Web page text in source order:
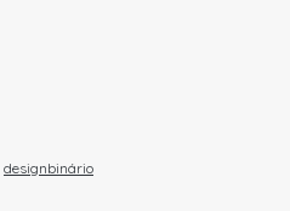
designbinário